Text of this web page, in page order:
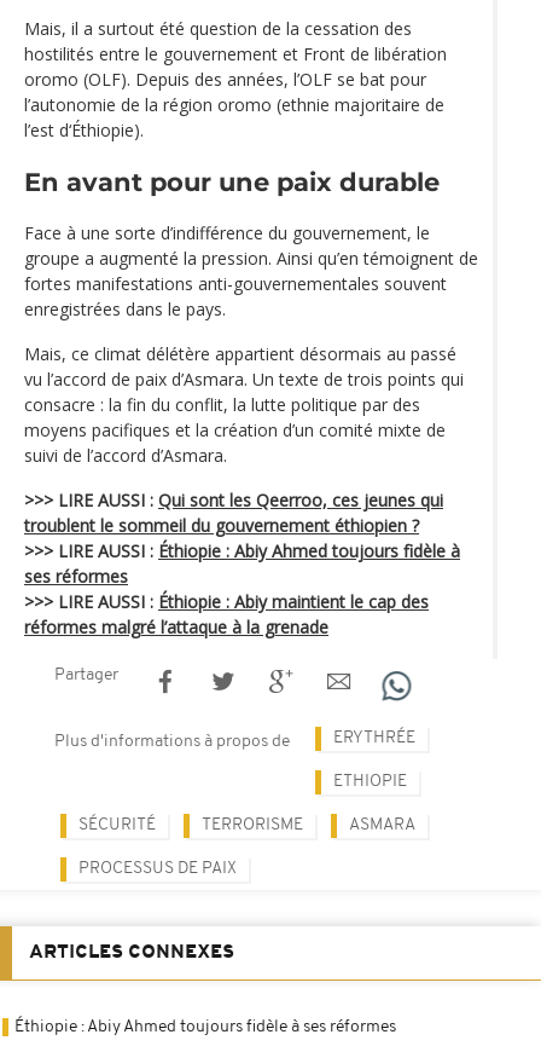
Mais, il a surtout été question de la cessation des
hostilités entre le gouvernement et Front de libération
oromo (OLF). Depuis des années, l’OLF se bat pour
l’autonomie de la région oromo (ethnie majoritaire de
l’est d‘Éthiopie).
En avant pour une paix durable
Face à une sorte d’indifférence du gouvernement, le
groupe a augmenté la pression. Ainsi qu’en témoignent de
fortes manifestations anti-gouvernementales souvent
enregistrées dans le pays.
Mais, ce climat délétère appartient désormais au passé
vu l’accord de paix d’Asmara. Un texte de trois points qui
consacre : la fin du conflit, la lutte politique par des
moyens pacifiques et la création d’un comité mixte de
suivi de l’accord d’Asmara.
>>> LIRE AUSSI : Qui sont les Qeerroo, ces jeunes qui
troublent le sommeil du gouvernement éthiopien ?
>>> LIRE AUSSI : Éthiopie : Abiy Ahmed toujours fidèle à
ses réformes
>>> LIRE AUSSI : Éthiopie : Abiy maintient le cap des
réformes malgré l’attaque à la grenade
Partager
Plus d'informations à propos de ERYTHRÉE
ETHIOPIE
SÉCURITÉ TERRORISME ASMARA
PROCESSUS DE PAIX
ARTICLES CONNEXES
Éthiopie : Abiy Ahmed toujours fidèle à ses réformes